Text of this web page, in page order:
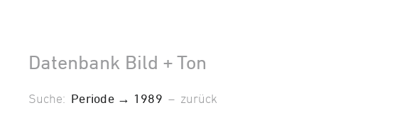
Datenbank Bild + Ton
Suche: Periode → 1989 – zurück